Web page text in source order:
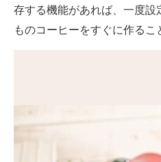
存する機能があれば、一度設
ものコーヒーをすぐに作るこ